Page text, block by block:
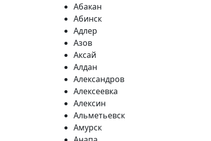
Абакан
Абинск
Адлер
Азов
Аксай
Алдан
Александров
Алексеевка
Алексин
Альметьевск
Амурск